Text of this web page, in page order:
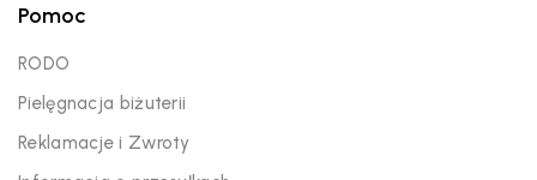
Pomoc
RODO
Pielęgnacja biżuterii
Reklamacje i Zwroty